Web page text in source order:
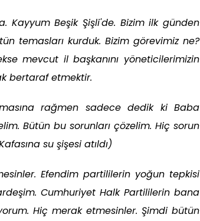
Kayyum Beşik Şişli'de. Bizim ilk günden
temasları kurduk. Bizim görevimiz ne?
mevcut il başkanını yöneticilerimizin
bertaraf etmektir.
rağmen sadece dedik ki Baba
Bütün bu sorunları çözelim. Hiç sorun
su şişesi atıldı)
Efendim partililerin yoğun tepkisi
Cumhuriyet Halk Partililerin bana
Hiç merak etmesinler. Şimdi bütün